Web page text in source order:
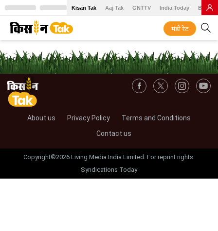
Kisan Tak Aaj Tak GNTTV India Today BT
मंडी रेट
About us Privacy Policy
Terms and Conditions
Contact us
Copyright©2026 Living Media India Limited. For reprint rights:
Syndications Today